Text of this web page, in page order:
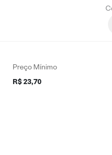
Preço Mínimo
R$ 23,70